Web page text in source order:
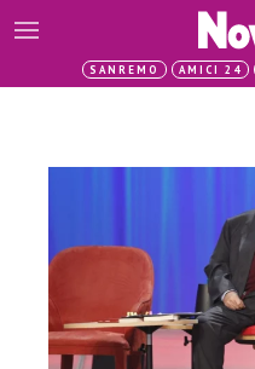
SANREMO AMICI 24